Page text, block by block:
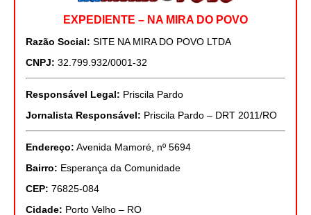
EXPEDIENTE – NA MIRA DO POVO
Razão Social: SITE NA MIRA DO POVO LTDA
CNPJ: 32.799.932/0001-32
Responsável Legal: Priscila Pardo
Jornalista Responsável: Priscila Pardo – DRT 2011/RO
Endereço: Avenida Mamoré, nº 5694
Bairro: Esperança da Comunidade
CEP: 76825-084
Cidade: Porto Velho – RO